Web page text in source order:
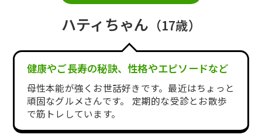
ハティちゃん （17歳）
健康やご長寿の秘訣、性格やエピソードなど
母性本能が強くお世話好きです。最近はちょっと
頑固なグルメさんです。 定期的な受診とお散歩
で筋トレしています。